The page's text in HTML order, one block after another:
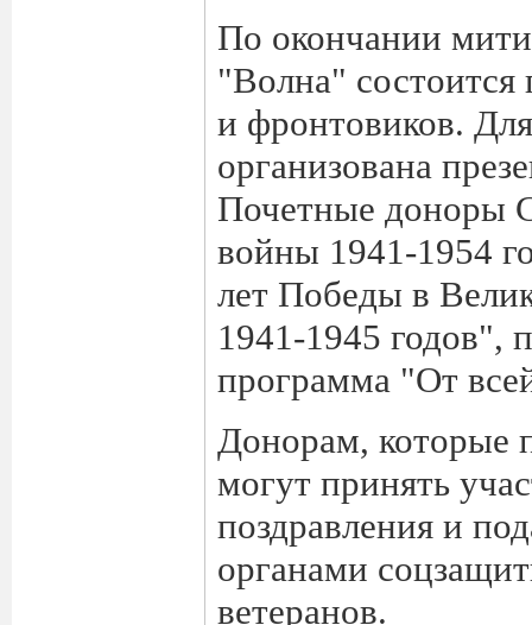
По окончании
"Волна" состоится
и фронтовиков.
организована
Почетные доноры
войны 1941-1954
лет Победы в
1941-1945 годов",
программа "От
Донорам, которые
могут принять
поздравления и
органами
ветеранов.